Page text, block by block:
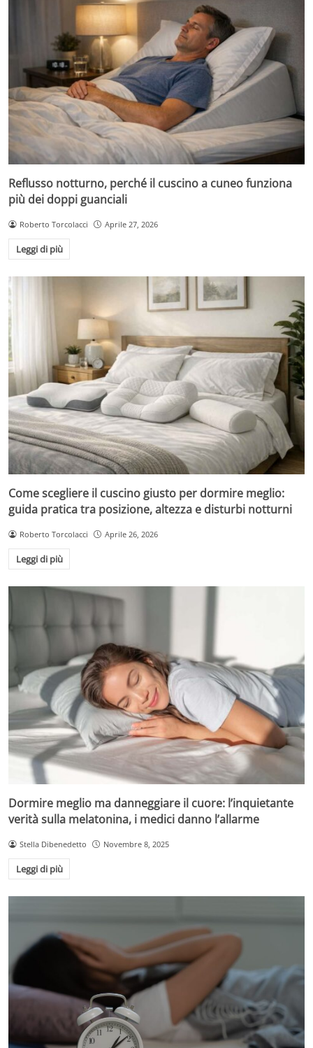
Reflusso notturno, perché il cuscino a cuneo funziona
più dei doppi guanciali
Roberto Torcolacci Aprile 27, 2026
Leggi di più
Come scegliere il cuscino giusto per dormire meglio:
guida pratica tra posizione, altezza e disturbi notturni
Roberto Torcolacci Aprile 26, 2026
Leggi di più
Dormire meglio ma danneggiare il cuore: l’inquietante
verità sulla melatonina, i medici danno l’allarme
Stella Dibenedetto Novembre 8, 2025
Leggi di più